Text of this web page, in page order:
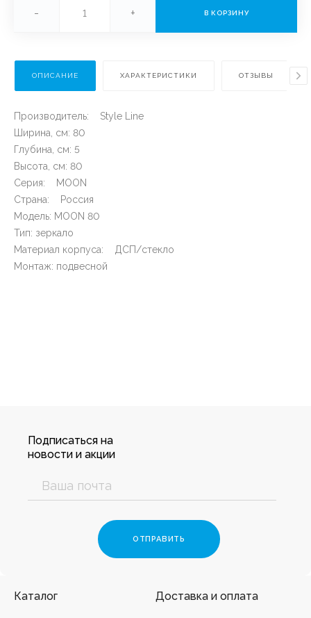
- + В КОРЗИНУ
ОПИСАНИЕ ХАРАКТЕРИСТИКИ ОТЗЫВЫ
Производитель: Style Line
Ширина, см: 80
Глубина, см: 5
Высота, см: 80
Серия: MOON
Страна: Россия
Модель: MOON 80
Тип: зеркало
Материал корпуса: ДСП/стекло
Монтаж: подвесной
Подписаться на
новости и акции
Каталог Доставка и оплата